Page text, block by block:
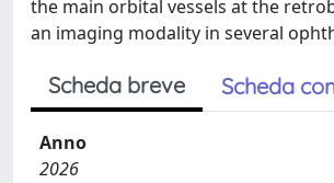
the main orbital vessels at the
an imaging modality in several
Scheda breve Scheda
Anno
2026